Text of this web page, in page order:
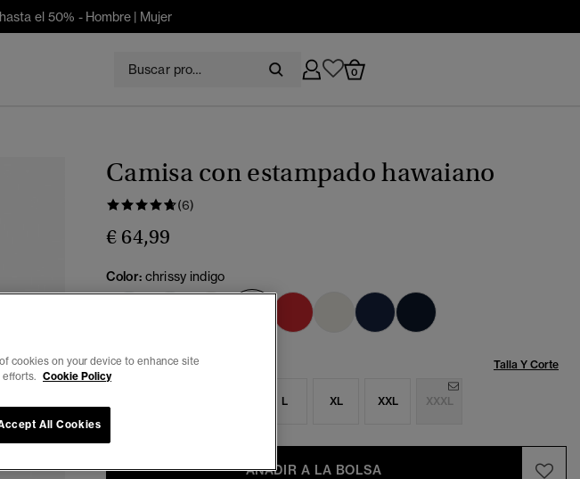
el 50% - Hombre | Mujer
0
Camisa con estampado hawaiano
(6)
€ 64,99
Color: chrissy indigo
seleccionado
Seleccionar Talla: Talla Y Corte
L XL XXL XXXL
AÑADIR A LA BOLSA
cookies on your device to enhance site
efforts. Cookie Policy
All Cookies